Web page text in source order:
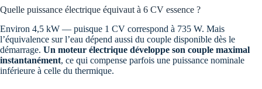
Quelle puissance électrique équivaut à 6 CV essence ?
Environ 4,5 kW — puisque 1 CV correspond à 735 W. Mais
l’équivalence sur l’eau dépend aussi du couple disponible dès le
démarrage. Un moteur électrique développe son couple maximal
instantanément, ce qui compense parfois une puissance nominale
inférieure à celle du thermique.